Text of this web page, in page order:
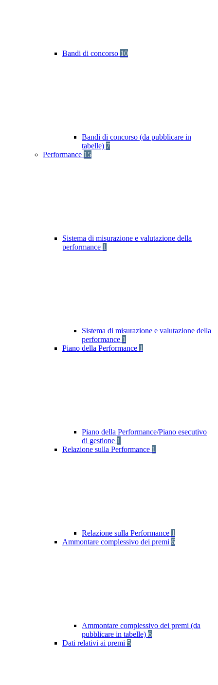
Bandi di concorso 10
Bandi di concorso (da pubblicare in
tabelle) 7
Performance 15
Sistema di misurazione e valutazione della
performance 1
Sistema di misurazione e valutazione della
performance 1
Piano della Performance 1
Piano della Performance/Piano esecutivo
di gestione 1
Relazione sulla Performance 1
Relazione sulla Performance 1
Ammontare complessivo dei premi 6
Ammontare complessivo dei premi (da
pubblicare in tabelle) 6
Dati relativi ai premi 5